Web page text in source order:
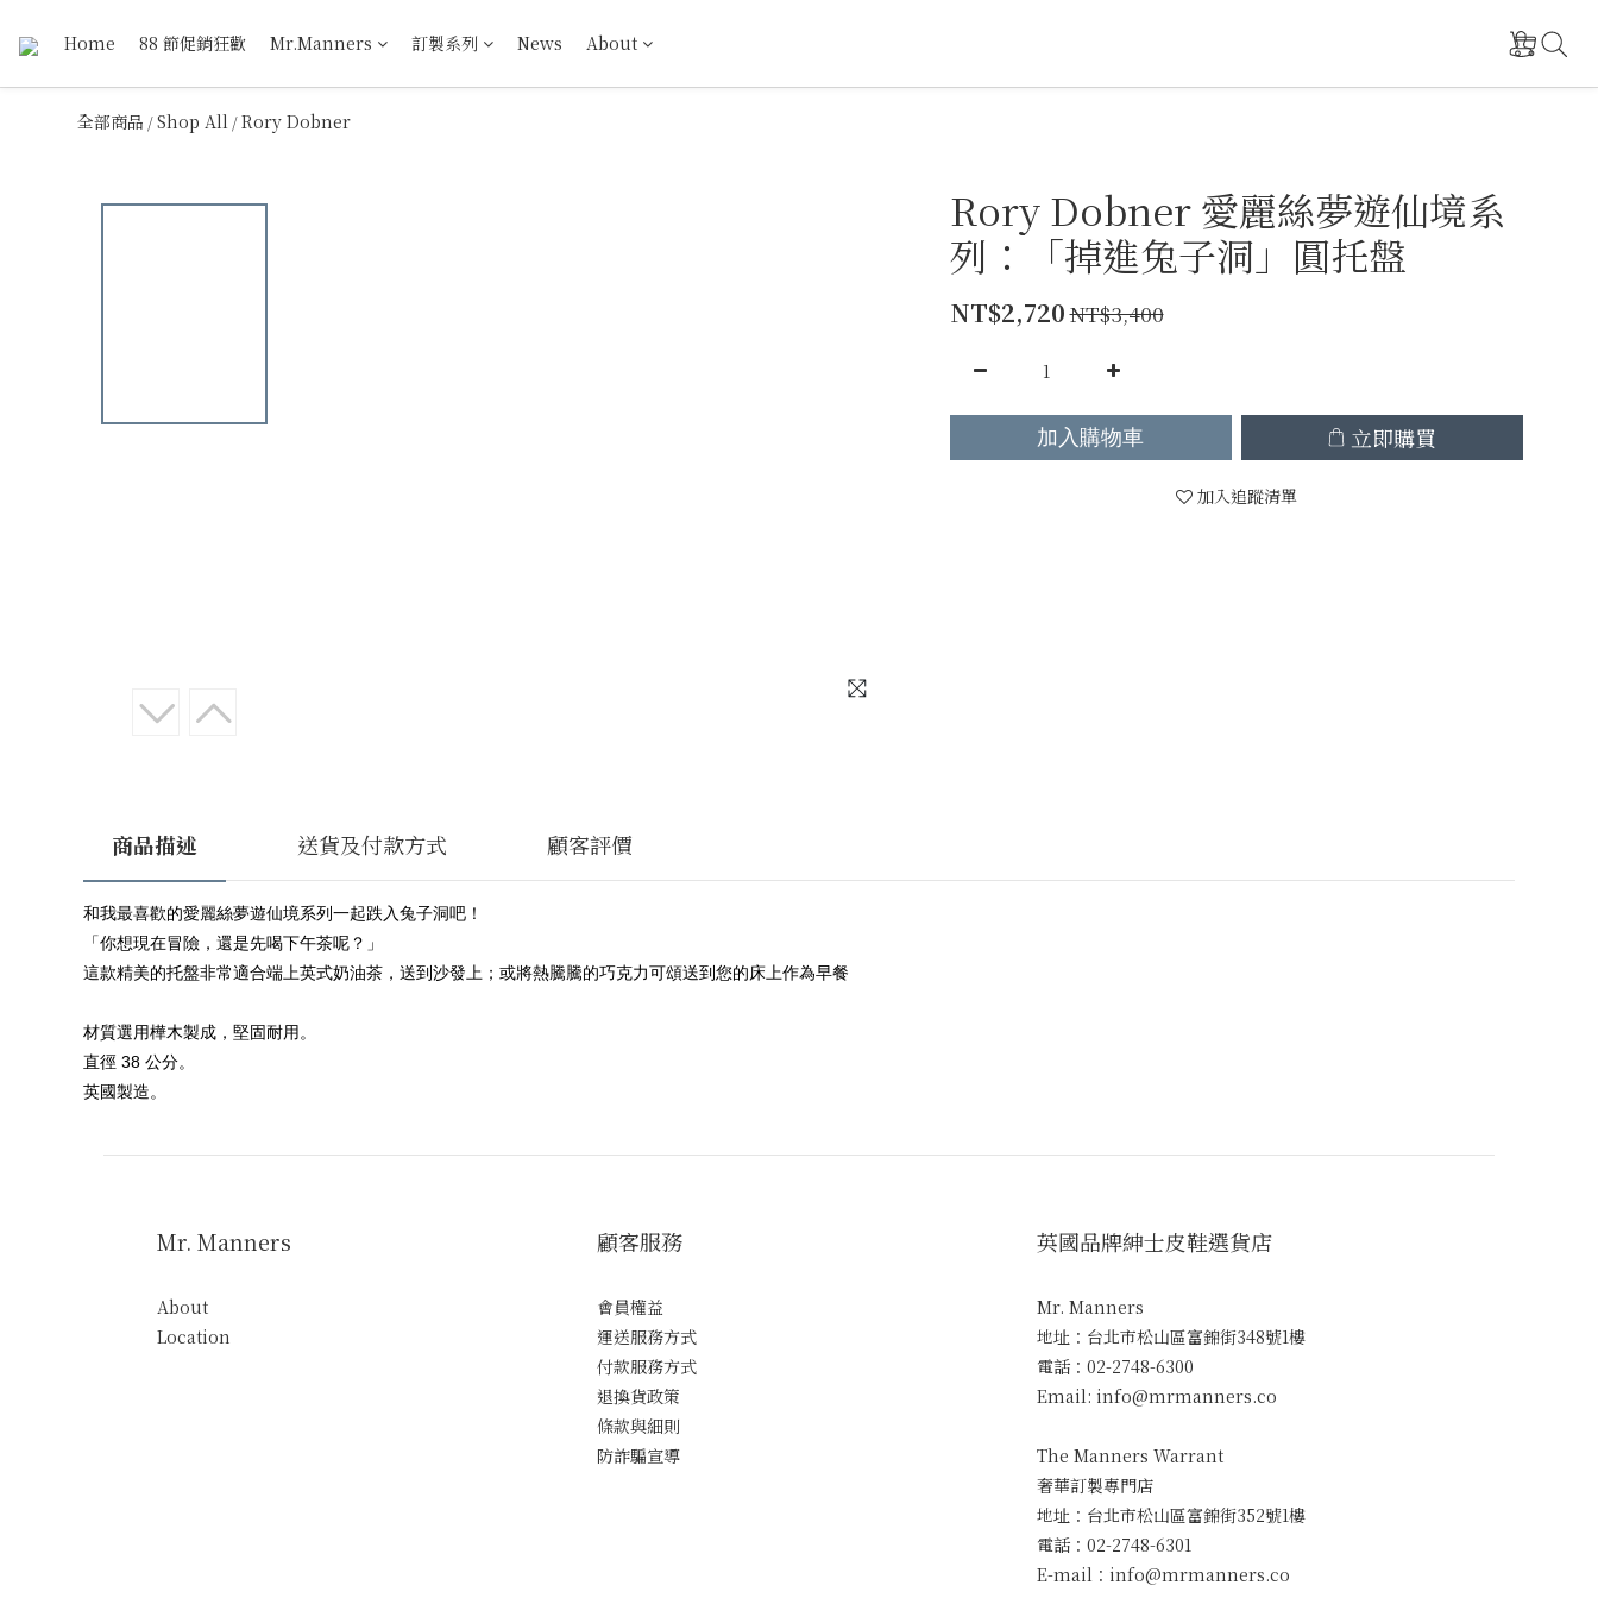
Home 88 節促銷狂歡 Mr.Manners 訂製系列 News About
全部商品 /Shop All /Rory Dobner
Rory Dobner 愛麗絲夢遊仙境系
列：「掉進兔子洞」圓托盤
NT$2,720NT$3,400
加入購物車 立即購買
加入追蹤清單
商品描述 送貨及付款方式 顧客評價
和我最喜歡的愛麗絲夢遊仙境系列一起跌入兔子洞吧！
「你想現在冒險，還是先喝下午茶呢？」
這款精美的托盤非常適合端上英式奶油茶，送到沙發上；或將熱騰騰的巧克力可頌送到您的床上作為早餐
材質選用樺木製成，堅固耐用。
直徑 38 公分。
英國製造。
Mr. Manners
About
Location
顧客服務
會員權益
運送服務方式
付款服務方式
退換貨政策
條款與細則
防詐騙宣導
英國品牌紳士皮鞋選貨店
Mr. Manners
地址：台北市松山區富錦街348號1樓
電話：02-2748-6300
Email: info@mrmanners.co
The Manners Warrant
奢華訂製專門店
地址：台北市松山區富錦街352號1樓
電話：02-2748-6301
E-mail：info@mrmanners.co